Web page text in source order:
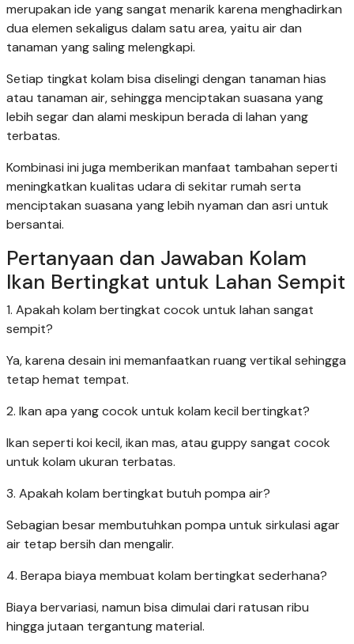
merupakan ide yang sangat menarik karena menghadirkan
dua elemen sekaligus dalam satu area, yaitu air dan
tanaman yang saling melengkapi.
Setiap tingkat kolam bisa diselingi dengan tanaman hias
atau tanaman air, sehingga menciptakan suasana yang
lebih segar dan alami meskipun berada di lahan yang
terbatas.
Kombinasi ini juga memberikan manfaat tambahan seperti
meningkatkan kualitas udara di sekitar rumah serta
menciptakan suasana yang lebih nyaman dan asri untuk
bersantai.
Pertanyaan dan Jawaban Kolam
Ikan Bertingkat untuk Lahan Sempit
1. Apakah kolam bertingkat cocok untuk lahan sangat
sempit?
Ya, karena desain ini memanfaatkan ruang vertikal sehingga
tetap hemat tempat.
2. Ikan apa yang cocok untuk kolam kecil bertingkat?
Ikan seperti koi kecil, ikan mas, atau guppy sangat cocok
untuk kolam ukuran terbatas.
3. Apakah kolam bertingkat butuh pompa air?
Sebagian besar membutuhkan pompa untuk sirkulasi agar
air tetap bersih dan mengalir.
4. Berapa biaya membuat kolam bertingkat sederhana?
Biaya bervariasi, namun bisa dimulai dari ratusan ribu
hingga jutaan tergantung material.